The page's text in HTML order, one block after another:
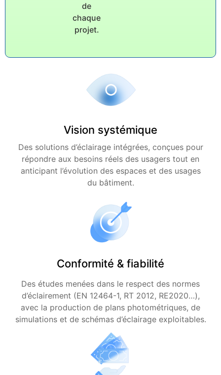
de
chaque
projet.
Vision systémique
Des solutions d’éclairage intégrées, conçues pour
répondre aux besoins réels des usagers tout en
anticipant l’évolution des espaces et des usages
du bâtiment.
Conformité & fiabilité
Des études menées dans le respect des normes
d’éclairement (EN 12464-1, RT 2012, RE2020…),
avec la production de plans photométriques, de
simulations et de schémas d’éclairage exploitables.